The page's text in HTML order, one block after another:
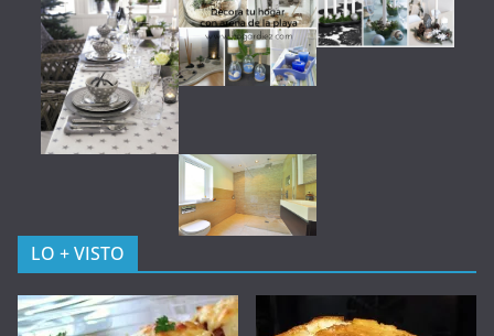
LO + VISTO